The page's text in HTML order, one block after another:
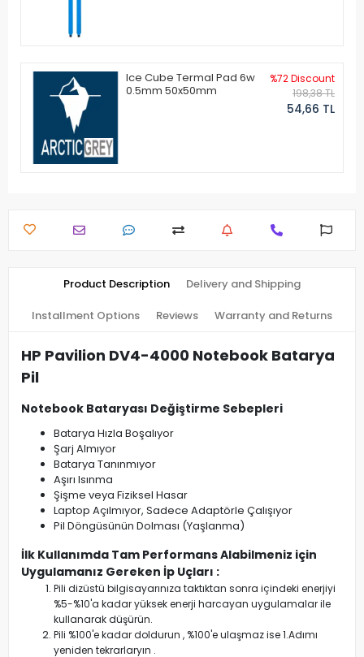
Ice Cube Termal Pad 6w
0.5mm 50x50mm
%72 Discount
198,38 TL
54,66 TL
Product Description Delivery and Shipping
Installment Options Reviews Warranty and Returns
HP Pavilion DV4-4000 Notebook Batarya
Pil
Notebook Bataryası Değiştirme Sebepleri
Batarya Hızla Boşalıyor
Şarj Almıyor
Batarya Tanınmıyor
Aşırı Isınma
Şişme veya Fiziksel Hasar
Laptop Açılmıyor, Sadece Adaptörle Çalışıyor
Pil Döngüsünün Dolması (Yaşlanma)
İlk Kullanımda Tam Performans Alabilmeniz için
Uygulamanız Gereken İp Uçları :
Pili dizüstü bilgisayarınıza taktıktan sonra içindeki enerjiyi
%5-%10'a kadar yüksek enerji harcayan uygulamalar ile
kullanarak düşürün.
Pili %100'e kadar doldurun , %100'e ulaşmaz ise 1.Adımı
yeniden tekrarlaryın .